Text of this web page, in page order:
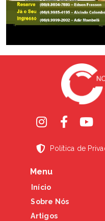
Política de
Menu
Início
Sobre Nós
Artigos